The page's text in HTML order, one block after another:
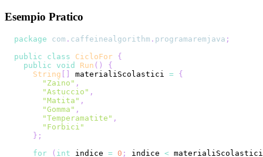
Esempio Pratico
package com . caffeinealgorithm . programaremjava ;
public
class CicloFor {
public
void Run ( )
{
String
materialiScolastici = {
"Zaino" ,
"Astuccio" ,
"Matita" ,
"Gomma" ,
"Temperamatite" ,
"Forbici"
} ;
for
( int indice = 0 ; indice < materialiScolastici